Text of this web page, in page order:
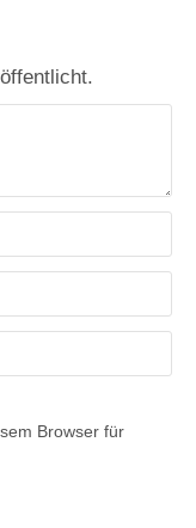
Browser für